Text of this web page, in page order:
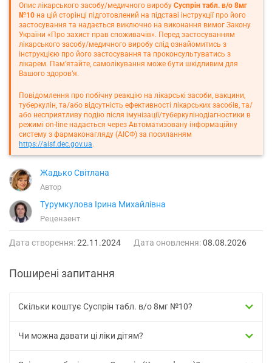
Опис лікарського засобу/медичного виробу Суспрін табл. в/о 8мг
№10 на цій сторінці підготовлений на підставі інструкції про його
застосування та надається виключно на виконання вимог Закону
України «Про захист прав споживачів». Перед застосуванням
лікарського засобу/медичного виробу слід ознайомитись з
інструкцією про його застосування та проконсультуватись з
лікарем. Пам’ятайте, самолікування може бути шкідливим для
Вашого здоров’я.
Повідомлення про побічну реакцію на лікарські засоби, вакцини,
туберкулін, та/або відсутність ефективності лікарських засобів, та/
або несприятливу подію після імунізації/туберкулінодіагностики в
режимі on-line надається через Автоматизовану інформаційну
систему з фармаконагляду (АІСФ) за посиланням
https://aisf.dec.gov.ua.
Жадько Світлана
Автор
Турумкулова Ірина Михайлівна
Рецензент
Дата створення:22.11.2024 Дата оновлення:08.08.2026
Поширені запитання
Скільки коштує Суспрін табл. в/о 8мг №10?
Чи можна давати ці ліки дітям?